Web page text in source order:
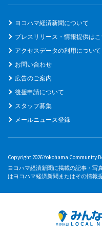
ヨコハマ経済新聞について
プレスリリース・情報提供はこ
アクセスデータの利用について
お問い合わせ
広告のご案内
後援申請について
スタッフ募集
メールニュース登録
Copyright 2026 Yokohama Community
ヨコハマ経済新聞に掲載の記事・写
はヨコハマ経済新聞またはその情報